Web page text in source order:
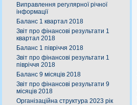
Виправлення регулярної річної
інформації
Баланс 1 квартал 2018
Звіт про фінансові результати 1
квартал 2018
Баланс 1 півріччя 2018
Звіт про фінансові результати 1
півріччя 2018
Баланс 9 місяців 2018
Звіт про фінансові результати 9
місяців 2018
Організаційна структура 2023 рік